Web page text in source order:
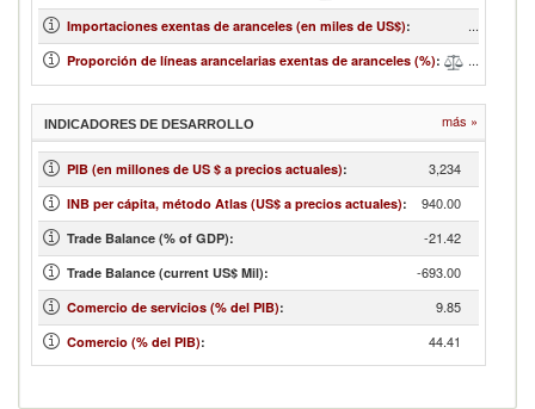
Importaciones exentas de aranceles (en miles de US$): ...
Proporción de líneas arancelarias exentas de aranceles (%): ...
INDICADORES DE DESARROLLO más »
PIB (en millones de US $ a precios actuales): 3,234
INB per cápita, método Atlas (US$ a precios actuales): 940.00
Trade Balance (% of GDP): -21.42
Trade Balance (current US$ Mil): -693.00
Comercio de servicios (% del PIB): 9.85
Comercio (% del PIB): 44.41